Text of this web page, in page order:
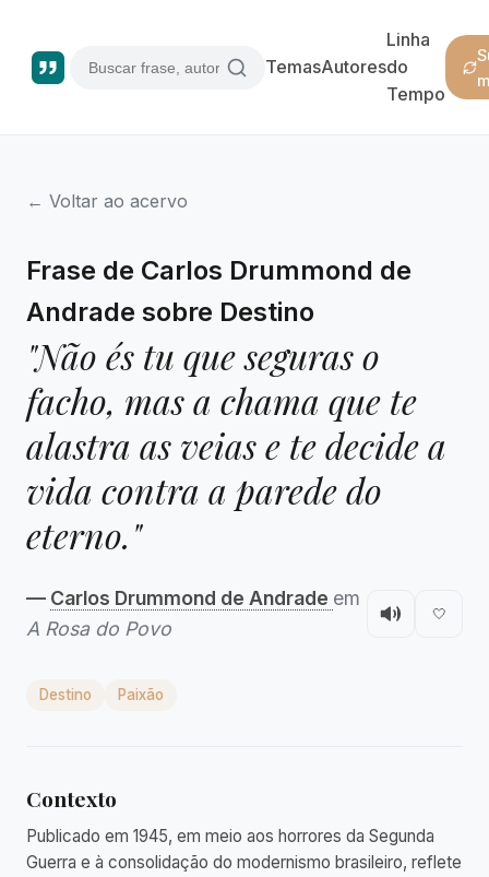
TemasAutores
Linha
do
Tempo
← Voltar ao acervo
Frase de Carlos Drummond de
Andrade sobre Destino
"Não és tu que seguras o
facho, mas a chama que te
alastra as veias e te decide a
vida contra a parede do
eterno."
— Carlos Drummond de Andrade em
A Rosa do Povo
🤍
Destino Paixão
Contexto
Publicado em 1945, em meio aos horrores da Segunda
Guerra e à consolidação do modernismo brasileiro, reflete